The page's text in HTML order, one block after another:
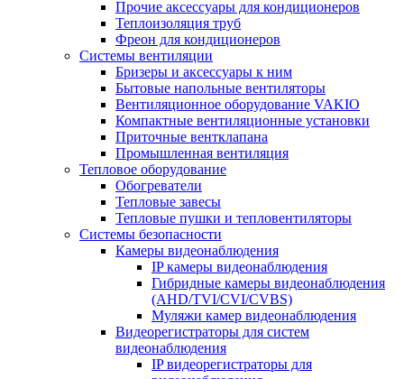
Прочие аксессуары для кондиционеров
Теплоизоляция труб
Фреон для кондиционеров
Системы вентиляции
Бризеры и аксессуары к ним
Бытовые напольные вентиляторы
Вентиляционное оборудование VAKIO
Компактные вентиляционные установки
Приточные вентклапана
Промышленная вентиляция
Тепловое оборудование
Обогреватели
Тепловые завесы
Тепловые пушки и тепловентиляторы
Системы безопасности
Камеры видеонаблюдения
IP камеры видеонаблюдения
Гибридные камеры видеонаблюдения
(AHD/TVI/CVI/CVBS)
Муляжи камер видеонаблюдения
Видеорегистраторы для систем
видеонаблюдения
IP видеорегистраторы для